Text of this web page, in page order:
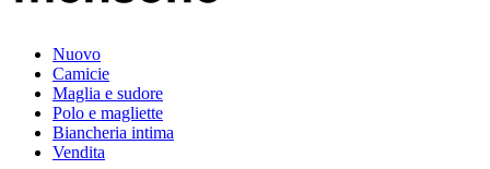
Nuovo
Camicie
Maglia e sudore
Polo e magliette
Biancheria intima
Vendita